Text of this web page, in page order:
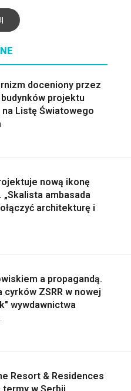
doceniony przez
budynków projektu
Listę Światowego
nową ikonę
„Skalista ambasada
architekturę i
a propagandą.
ZSRR w nowej
wywdawnictwa
Resort & Residences